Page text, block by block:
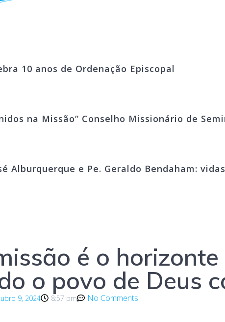
10 anos de Ordenação Episcopal
na Missão” Conselho Missionário de
Alburquerque e Pe. Geraldo Bendaham:
é o
o povo de Deus
9, 2024 8:57 pm No Comments